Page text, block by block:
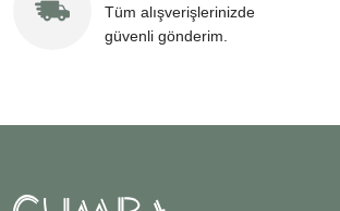
Tüm alışverişlerinizde
güvenli gönderim.